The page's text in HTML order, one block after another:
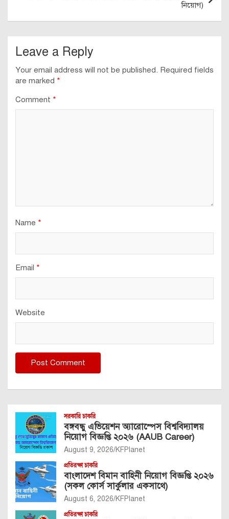
নিয়োগ)
Leave a Reply
Your email address will not be published. Required fields
are marked *
Comment *
Name *
Email *
Website
সরকারি চাকরি
বঙ্গবন্ধু এভিয়েশন অ্যারোস্পেস বিশ্ববিদ্যালয়
নিয়োগ বিজ্ঞপ্তি ২০২৬ (AAUB Career)
August 9, 2026 KFPlanet
প্রতিরক্ষা চাকরি
বাংলাদেশ বিমান বাহিনী নিয়োগ বিজ্ঞপ্তি ২০২৬
(সকল কোর্স সার্কুলার একসাথে)
August 6, 2026 KFPlanet
প্রতিরক্ষা চাকরি